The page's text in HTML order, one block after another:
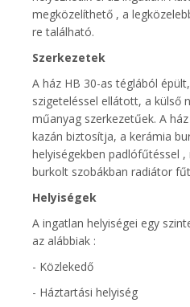
megközelíthető , a
re található.
Szerkezetek
A ház HB 30-as téglából
szigeteléssel ellátott, a külső
műanyag szerkezetűek. A
kazán biztosítja, a kerámia
helyiségekben padlófűtéssel
burkolt szobákban radiátor
Helyiségek
A ingatlan helyiségei egy
az alábbiak :
- Közlekedő
- Háztartási helyiség